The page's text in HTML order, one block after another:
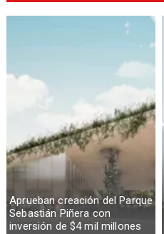
Aprueban creación del Parque
Sebastián Piñera con
inversión de $4 mil millones